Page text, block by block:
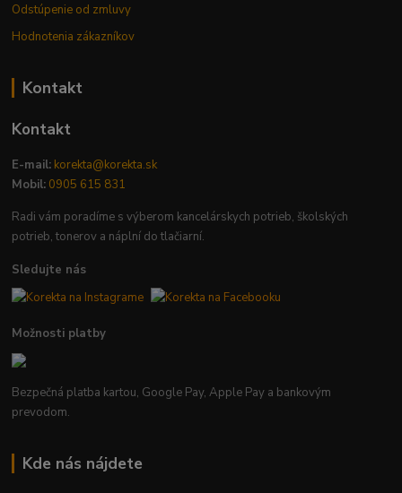
Odstúpenie od zmluvy
Hodnotenia zákazníkov
Kontakt
Kontakt
E-mail: korekta@korekta.sk
Mobil: 0905 615 831
Radi vám poradíme s výberom kancelárskych potrieb, školských
potrieb, tonerov a náplní do tlačiarní.
Sledujte nás
Možnosti platby
Bezpečná platba kartou, Google Pay, Apple Pay a bankovým
prevodom.
Kde nás nájdete